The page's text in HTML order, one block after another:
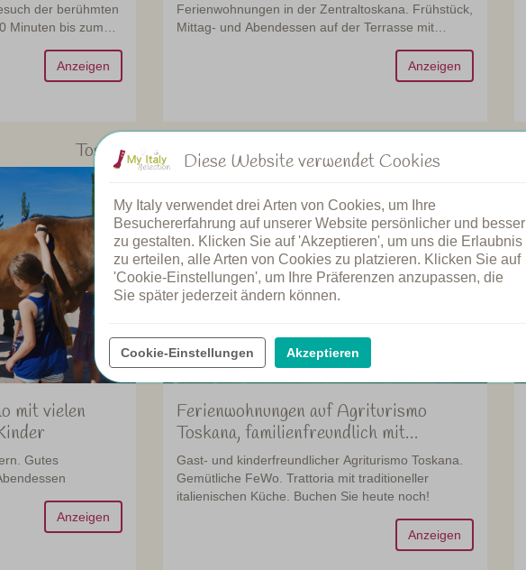
der berühmten
Minuten bis zum
Anzeigen
Ferienwohnungen in der Zentraltoskana. Frühstück,
Mittag- und Abendessen auf der Terrasse mit
Anzeigen
Toskana
mit vielen
Gutes
Anzeigen
Ferienwohnungen auf Agriturismo
Toskana, familienfreundlich mit
Restaurant
Gast- und kinderfreundlicher Agriturismo Toskana.
Gemütliche FeWo. Trattoria mit traditioneller
italienischen Küche. Buchen Sie heute noch!
Anzeigen
Diese Website verwendet Cookies
My Italy verwendet drei Arten von Cookies, um Ihre
Besuchererfahrung auf unserer Website persönlicher und besser
zu gestalten. Klicken Sie auf 'Akzeptieren', um uns die Erlaubnis
zu erteilen, alle Arten von Cookies zu platzieren. Klicken Sie auf
'Cookie-Einstellungen', um Ihre Präferenzen anzupassen, die
Sie später jederzeit ändern können.
Cookie-Einstellungen Akzeptieren